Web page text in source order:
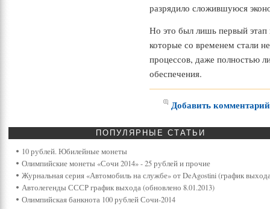
разрядило сложившуюся
Но это был лишь первый
которые со временем стали
процессов, даже полностью
обеспечения.
Добавить комментарий
ПОПУЛЯРНЫЕ СТАТЬИ
10 рублей. Юбилейные монеты
Олимпийские монеты «Сочи 2014» - 25 рублей и прочие
Журнальная серия «Автомобиль на службе» от DeAgostini (график
Автолегенды СССР график выхода (обновлено 8.01.2013)
Олимпийская банкнота 100 рублей Сочи-2014